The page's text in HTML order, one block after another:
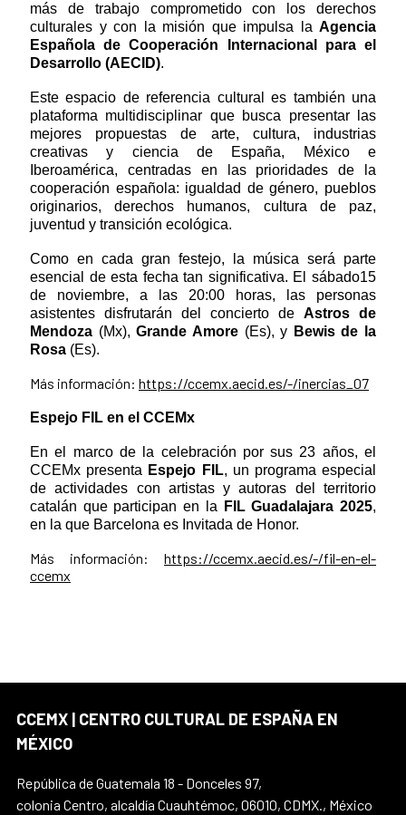
más de trabajo comprometido con los derechos
culturales y con la misión que impulsa la Agencia
Española de Cooperación Internacional para el
Desarrollo (AECID).
Este espacio de referencia cultural es también una
plataforma multidisciplinar que busca presentar las
mejores propuestas de arte, cultura, industrias
creativas y ciencia de España, México e
Iberoamérica, centradas en las prioridades de la
cooperación española: igualdad de género, pueblos
originarios, derechos humanos, cultura de paz,
juventud y transición ecológica.
Como en cada gran festejo, la música será parte
esencial de esta fecha tan significativa. El sábado15
de noviembre, a las 20:00 horas, las personas
asistentes disfrutarán del concierto de Astros de
Mendoza (Mx),Grande Amore(Es), y Bewis de la
Rosa (Es).
Más información: https://ccemx.aecid.es/-/inercias_07
Espejo FIL en el CCEMx
En el marco de la celebración por sus 23 años, el
CCEMx presenta Espejo FIL, un programa especial
de actividades con artistas y autoras del territorio
catalán que participan en la
FIL Guadalajara 2025,
en la que Barcelona es Invitada de Honor.
Más información: https://ccemx.aecid.es/-/fil-en-el-
ccemx
CCEMX | CENTRO CULTURAL DE ESPAÑA EN
MÉXICO
República de Guatemala 18 - Donceles 97,
colonia Centro, alcaldía Cuauhtémoc, 06010, CDMX., México